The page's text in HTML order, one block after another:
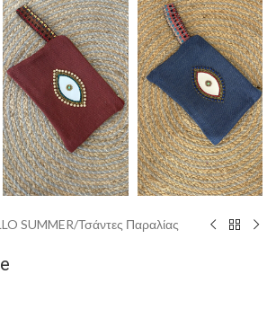
SUMMER/Τσάντες Παραλίας